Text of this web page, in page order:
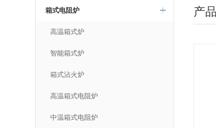
箱式电阻炉
高温箱式炉
智能箱式炉
箱式沾火炉
高温箱式电阻炉
中温箱式电阻炉
产